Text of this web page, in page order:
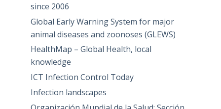
since 2006
Global Early Warning System for major
animal diseases and zoonoses (GLEWS)
HealthMap – Global Health, local
knowledge
ICT Infection Control Today
Infection landscapes